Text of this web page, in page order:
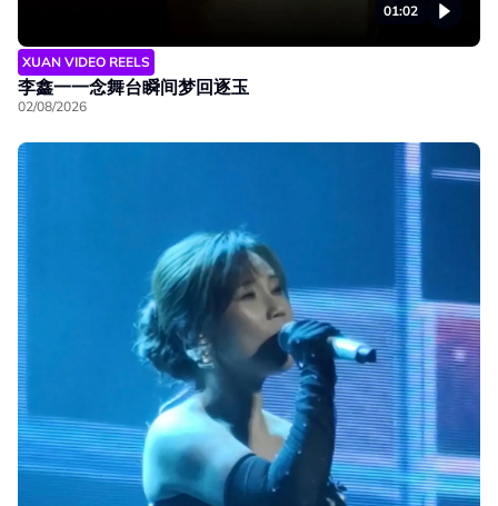
01:02
XUAN VIDEO REELS
李鑫一一念舞台瞬间梦回逐玉
02/08/2026